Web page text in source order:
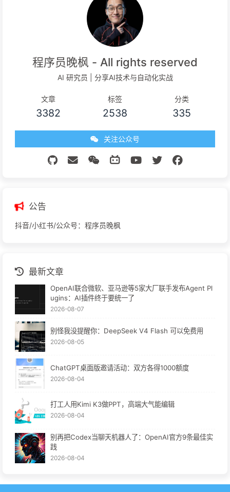
程序员晚枫 - All rights reserved
AI 研究员 | 分享AI技术与自动化实战
文章
3382
标签
2538
分类
335
关注公众号
公告
抖音/小红书/公众号：程序员晚枫
最新文章
OpenAI联合微软、亚马逊等5家大厂联手发布Agent Pl
ugins：AI插件终于要统一了
2026-08-07
别怪我没提醒你：DeepSeek V4 Flash 可以免费用
2026-08-05
ChatGPT桌面版邀请活动：双方各得1000额度
2026-08-04
打工人用Kimi K3做PPT，高端大气能编辑
2026-08-04
别再把Codex当聊天机器人了：OpenAI官方9条最佳实
践
2026-08-04